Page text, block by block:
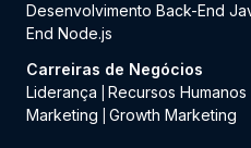
Desenvolvimento Back-End
End Node.js
Carreiras de Negócios
Liderança
Recursos Humanos
Marketing
Growth Marketing